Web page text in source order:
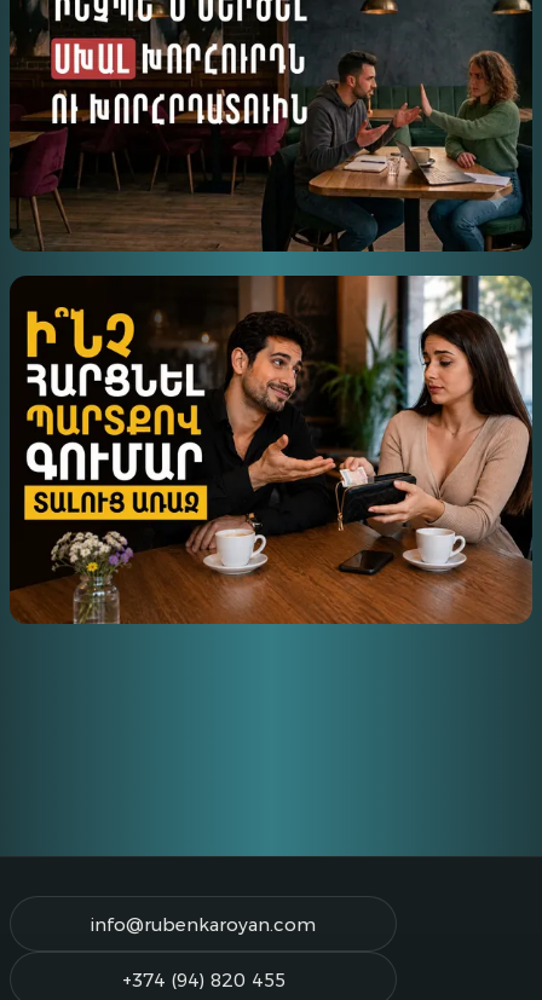
ԻՆՉՊԵ՞Ս ՄԵՐԺԵԼ ՍԽԱԼ ԽՈՐՀՈՒՐԴՆ ՈՒ
ԽՈՐՀՐԴԱՏՈՒԻՆ
info@rubenkaroyan.com
+374 (94) 820 455